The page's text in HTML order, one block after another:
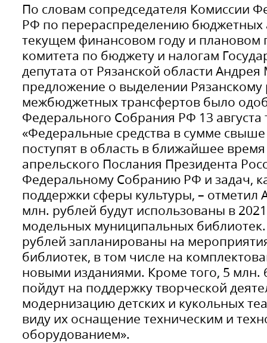
По словам сопредседателя Комиссии
РФ по перераспределению бюджетных
текущем финансовом году и плановом
комитета по бюджету и налогам
депутата от Рязанской области
предложение о выделении Рязанскому
межбюджетных трансфертов было
Федерального Собрания РФ 13 августа
«Федеральные средства в сумме
поступят в область в ближайшее
апрельского Послания Президента
Федеральному Собранию РФ и задач,
поддержки сферы культуры, – отметил
млн. рублей будут использованы в
модельных муниципальных
рублей запланированы на
библиотек, в том числе на
новыми изданиями. Кроме того, 5 млн.
пойдут на поддержку творческой
модернизацию детских и кукольных
виду их оснащение техническим и
оборудованием».